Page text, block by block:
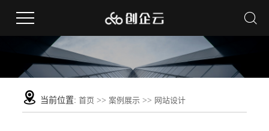
当前位置: 首页 >>案例展示 >> 网站设计